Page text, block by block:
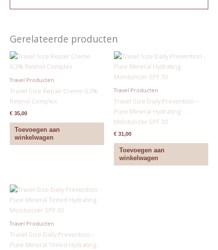
Gerelateerde producten
Travel Producten
Travel Size Repair Creme 0.3%
Retinol Complex
€35,00
Toevoegen aan
winkelwagen
Travel Producten
Travel Size Daily Prevention –
Pure Mineral Hydrating
Moisturizer SPF 30
€ 31,00
Toevoegen aan
winkelwagen
Travel Producten
Travel Size Daily Prevention –
Pure Mineral Tinted Hydrating